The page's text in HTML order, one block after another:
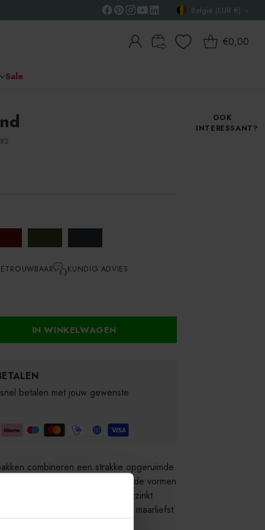
Valuta België (EUR €)
€0,00
Sale
KUNDIG ADVIES
IN WINKELWAGEN
betalen met jouw gewenste
combineren een strakke opgeruimde
duurzaamheid. De mooie ronde vormen
Zincalume. Zincalume is een verzinkt
is zo duurzaam dat je van Vitavia maarliefst
OOK
INTERESSANT?